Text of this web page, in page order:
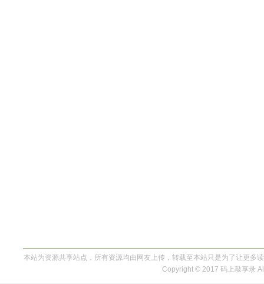
本站为资源共享站点，所有资源均由网友上传，转载至本站只是为了让更多
Copyright © 2017 码上敲享录